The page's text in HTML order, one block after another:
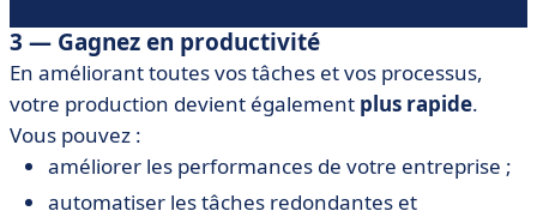
3 — Gagnez en productivité
En améliorant toutes vos tâches et vos processus,
votre production devient également plus rapide.
Vous pouvez :
améliorer les performances de votre entreprise ;
automatiser les tâches redondantes et